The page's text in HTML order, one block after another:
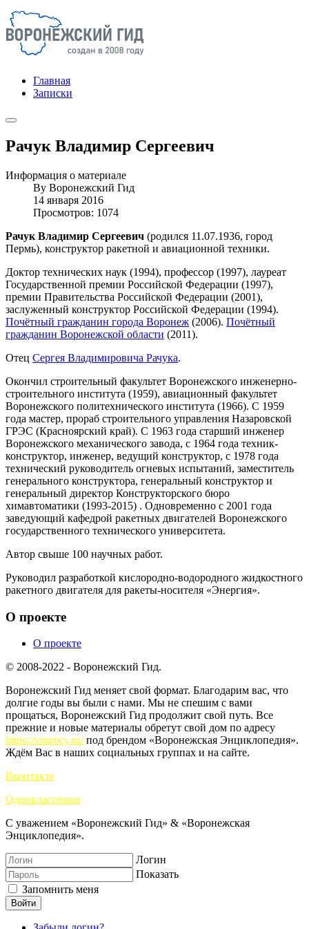
Главная
Записки
Рачук Владимир Сергеевич
Информация о материале
By Воронежский Гид
14 января 2016
Просмотров: 1074
Рачук Владимир Сергеевич (родился 11.07.1936, город
Пермь), конструктор ракетной и авиационной техники.
Доктор технических наук (1994), профессор (1997), лауреат
Государственной премии Российской Федерации (1997),
премии Правительства Российской Федерации (2001),
заслуженный конструктор Российской Федерации (1994).
Почётный гражданин города Воронеж (2006). Почётный
гражданин Воронежской области (2011).
Отец Сергея Владимировича Рачука.
Окончил строительный факультет Воронежского инженерно-
строительного института (1959), авиационный факультет
Воронежского политехнического института (1966). С 1959
года мастер, прораб строительного управления Назаровской
ГРЭС (Красноярский край). С 1963 года старший инженер
Воронежского механического завода, с 1964 года техник-
конструктор, инженер, ведущий конструктор, с 1978 года
технический руководитель огневых испытаний, заместитель
генерального конструктора, генеральный конструктор и
генеральный директор Конструкторского бюро
химавтоматики (1993-2015) . Одновременно с 2001 года
заведующий кафедрой ракетных двигателей Воронежского
государственного технического университета.
Автор свыше 100 научных работ.
Руководил разработкой кислородно-водородного жидкостного
ракетного двигателя для ракеты-носителя «Энергия».
О проекте
О проекте
© 2008-2022 - Воронежский Гид.
Воронежский Гид меняет свой формат. Благодарим вас, что
долгие годы вы были с нами. Мы не спешим с вами
прощаться, Воронежский Гид продолжит свой путь. Все
прежние и новые материалы обретут свой дом по адресу
https://vrnency.ru/под брендом «Воронежская Энциклопедия».
Ждём Вас в наших социальных группах и на сайте.
Вконтакте
Одноклассники
С уважением «Воронежский Гид» & «Воронежская
Энциклопедия».
Логин
Показать
Запомнить меня
Войти